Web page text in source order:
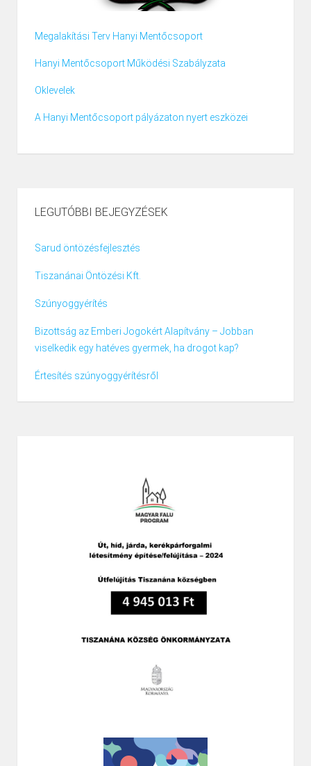
Megalakítási Terv Hanyi Mentőcsoport
Hanyi Mentőcsoport Működési Szabályzata
Oklevelek
A Hanyi Mentőcsoport pályázaton nyert eszközei
LEGUTÓBBI BEJEGYZÉSEK
Sarud öntözésfejlesztés
Tiszanánai Öntözési Kft.
Szúnyoggyérítés
Bizottság az Emberi Jogokért Alapítvány – Jobban
viselkedik egy hatéves gyermek, ha drogot kap?
Értesítés szúnyoggyérítésről